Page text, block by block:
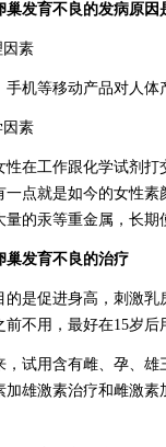
巢发育不良的发病原因
因素
手机等移动产品对人体
因素
性在工作跟化学试剂
一点就是如今的女性
量的汞等重金属，长期
巢发育不良的治疗
的是促进身高，刺激
前不用，最好在15岁后
，试用含有雌、孕、
加雄激素治疗和雌激